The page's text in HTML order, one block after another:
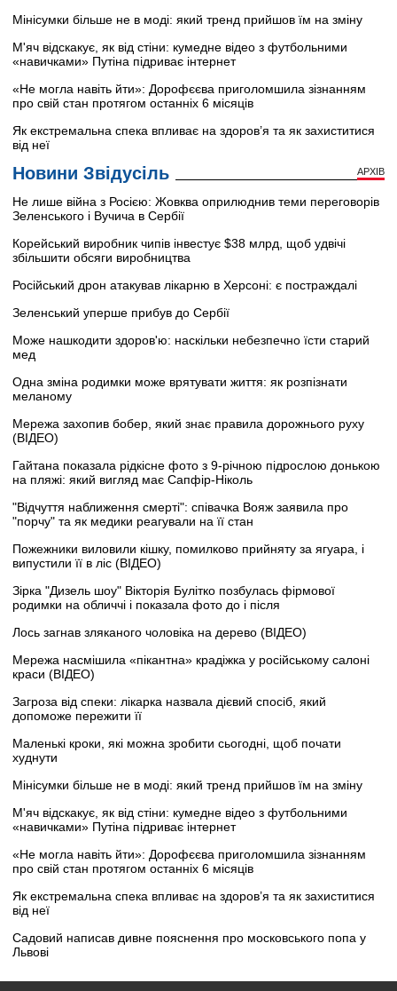
Мінісумки більше не в моді: який тренд прийшов їм на зміну
М'яч відскакує, як від стіни: кумедне відео з футбольними
«навичками» Путіна підриває інтернет
«Не могла навіть йти»: Дорофєєва приголомшила зізнанням
про свій стан протягом останніх 6 місяців
Як екстремальна спека впливає на здоров’я та як захиститися
від неї
Новини Звідусіль АРХІВ
Не лише війна з Росією: Жовква оприлюднив теми переговорів
Зеленського і Вучича в Сербії
Корейський виробник чипів інвестує $38 млрд, щоб удвічі
збільшити обсяги виробництва
Російський дрон атакував лікарню в Херсоні: є постраждалі
Зеленський уперше прибув до Сербії
Може нашкодити здоров'ю: наскільки небезпечно їсти старий
мед
Одна зміна родимки може врятувати життя: як розпізнати
меланому
Мережа захопив бобер, який знає правила дорожнього руху
(ВІДЕО)
Гайтана показала рідкісне фото з 9-річною підрослою донькою
на пляжі: який вигляд має Сапфір-Ніколь
"Відчуття наближення смерті": співачка Вояж заявила про
"порчу" та як медики реагували на її стан
Пожежники виловили кішку, помилково прийняту за ягуара, і
випустили її в ліс (ВІДЕО)
Зірка "Дизель шоу" Вікторія Булітко позбулась фірмової
родимки на обличчі і показала фото до і після
Лось загнав зляканого чоловіка на дерево (ВІДЕО)
Мережа насмішила «пікантна» крадіжка у російському салоні
краси (ВІДЕО)
Загроза від спеки: лікарка назвала дієвий спосіб, який
допоможе пережити її
Маленькі кроки, які можна зробити сьогодні, щоб почати
худнути
Мінісумки більше не в моді: який тренд прийшов їм на зміну
М'яч відскакує, як від стіни: кумедне відео з футбольними
«навичками» Путіна підриває інтернет
«Не могла навіть йти»: Дорофєєва приголомшила зізнанням
про свій стан протягом останніх 6 місяців
Як екстремальна спека впливає на здоров’я та як захиститися
від неї
Садовий написав дивне пояснення про московського попа у
Львові